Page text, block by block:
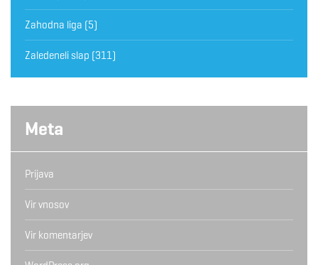
Zahodna liga (5)
Zaledeneli slap (311)
Meta
Prijava
Vir vnosov
Vir komentarjev